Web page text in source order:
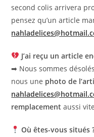
second colis arrivera
pensez qu’un article
J’ai reçu un article
➡ Nous sommes
nous une photo de
remplacement aussi
Où êtes-vous situés